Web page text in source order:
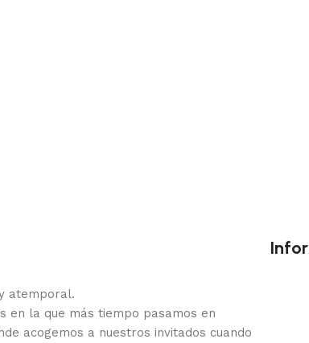
atemporal.
en la que más tiempo pasamos en
acogemos a nuestros invitados cuando